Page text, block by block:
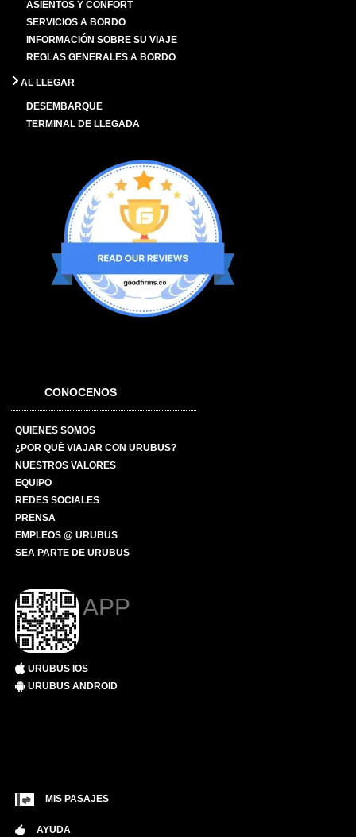
ASIENTOS Y CONFORT
SERVICIOS A BORDO
INFORMACIÓN SOBRE SU VIAJE
REGLAS GENERALES A BORDO
AL LLEGAR
DESEMBARQUE
TERMINAL DE LLEGADA
CONOCENOS
QUIENES SOMOS
¿POR QUÉ VIAJAR CON URUBUS?
NUESTROS VALORES
EQUIPO
REDES SOCIALES
PRENSA
EMPLEOS @ URUBUS
SEA PARTE DE URUBUS
APP
URUBUS IOS
URUBUS ANDROID
MIS PASAJES
AYUDA